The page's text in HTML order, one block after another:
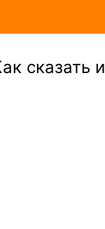
сказать